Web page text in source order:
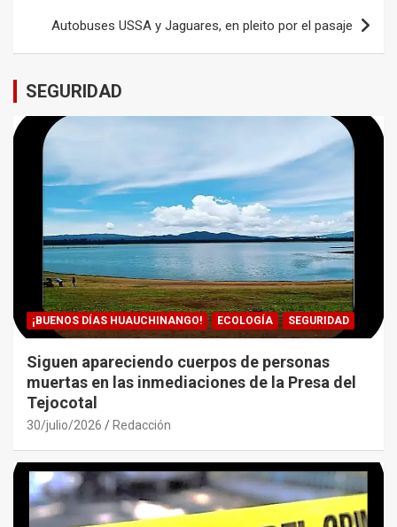
entradas
Autobuses USSA y Jaguares, en pleito por el pasaje
SEGURIDAD
¡BUENOS DÍAS HUAUCHINANGO! ECOLOGÍA SEGURIDAD
Siguen apareciendo cuerpos de personas
muertas en las inmediaciones de la Presa del
Tejocotal
30/julio/2026 Redacción